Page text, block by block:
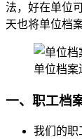
法，好在单位
天也将单位档
单位档案
一、职工档
我们的职